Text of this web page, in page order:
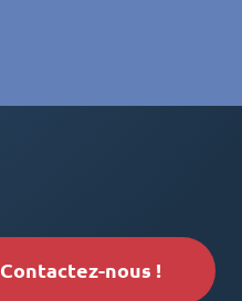
Contactez-nous !